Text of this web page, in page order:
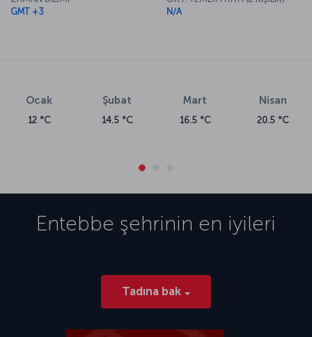
GMT +3
N/A
Ocak
12 °C
Şubat
14.5 °C
Mart
16.5 °C
Nisan
20.5 °C
Entebbe şehrinin en iyileri
Tadına bak